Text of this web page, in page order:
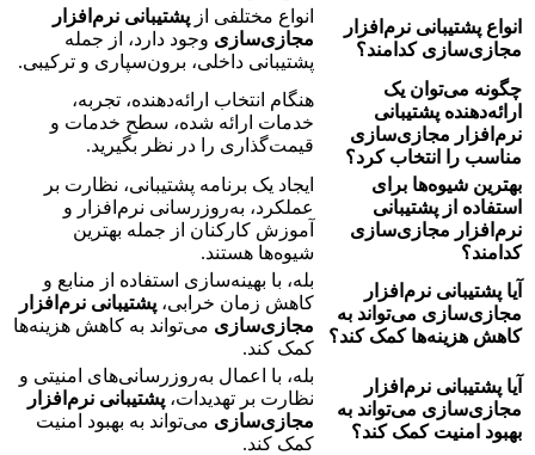
انواع پشتیبانی نرم‌افزار
مجازی‌سازی کدامند؟
انواع مختلفی از پشتیبانی نرم‌افزار
مجازی‌سازی وجود دارد، از جمله
پشتیبانی داخلی، برون‌سپاری و ترکیبی.
چگونه می‌توان یک
ارائه‌دهنده پشتیبانی
نرم‌افزار مجازی‌سازی
مناسب را انتخاب کرد؟
هنگام انتخاب ارائه‌دهنده، تجربه،
خدمات ارائه شده، سطح خدمات و
قیمت‌گذاری را در نظر بگیرید.
بهترین شیوه‌ها برای
استفاده از پشتیبانی
نرم‌افزار مجازی‌سازی
کدامند؟
ایجاد یک برنامه پشتیبانی، نظارت بر
عملکرد، به‌روزرسانی نرم‌افزار و
آموزش کارکنان از جمله بهترین
شیوه‌ها هستند.
آیا پشتیبانی نرم‌افزار
مجازی‌سازی می‌تواند به
کاهش هزینه‌ها کمک کند؟
بله، با بهینه‌سازی استفاده از منابع و
کاهش زمان خرابی، پشتیبانی نرم‌افزار
مجازی‌سازی می‌تواند به کاهش هزینه‌ها
کمک کند.
آیا پشتیبانی نرم‌افزار
مجازی‌سازی می‌تواند به
بهبود امنیت کمک کند؟
بله، با اعمال به‌روزرسانی‌های امنیتی و
نظارت بر تهدیدات، پشتیبانی نرم‌افزار
مجازی‌سازی می‌تواند به بهبود امنیت
کمک کند.